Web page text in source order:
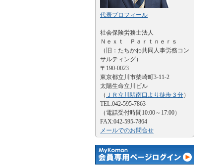
代表プロフィール
社会保険労務士法人
Ｎｅｘｔ Ｐａｒｔｎｅｒｓ
（旧：たちかわ共同人事労務コン
サルティング）
〒190-0023
東京都立川市柴崎町3-11-2
太陽生命立川ビル
（ ＪＲ立川駅南口より徒歩３分）
TEL:042-595-7863
（電話受付時間10:00～17:00）
FAX:042-595-7864
メールでのお問合せ